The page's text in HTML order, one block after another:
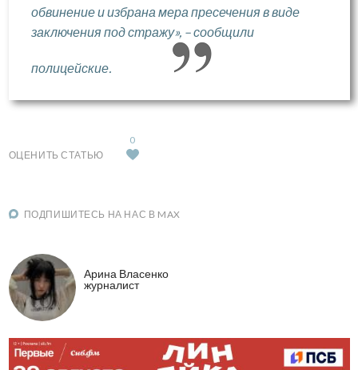
обвинение и избрана мера пресечения в виде
заключения под стражу», – сообщили
полицейские.
ОЦЕНИТЬ СТАТЬЮ
0
ПОДПИШИТЕСЬ НА НАС В MAX
Арина Власенко
журналист